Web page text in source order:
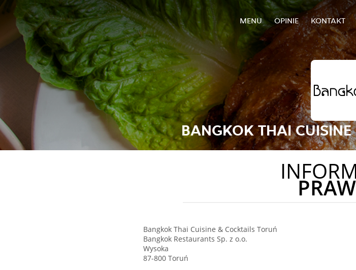
MENU OPINIE KONTAKT
BANGKOK THAI
Bangkok Thai Cuisine & Cocktails Toruń
Bangkok Restaurants Sp. z o.o.
Wysoka
87-800 Toruń